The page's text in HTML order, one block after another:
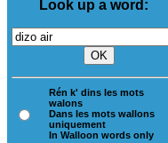
Look up a word:
Rén k' dins les mots
walons
Dans les mots wallons
uniquement
In Walloon words only